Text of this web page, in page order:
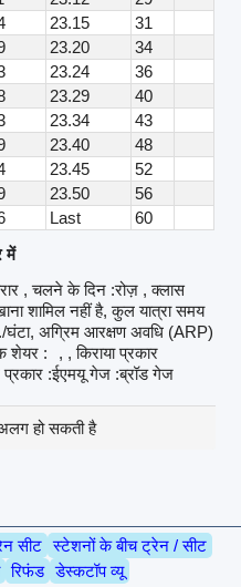
23.15
31
23.20
34
23.24
36
23.29
40
23.34
43
23.40
48
23.45
52
23.50
56
Last
60
में
, चलने के दिन :रोज़ , क्लास
शामिल नहीं है, कुल यात्रा समय
अग्रिम आरक्षण अवधि (ARP)
शेयर :
, , किराया प्रकार
प्रकार :ईएमयू गेज :ब्रॉड गेज
अलग हो सकती है
सीट स्टेशनों के बीच ट्रेन / सीट
रिफंड डेस्कटॉप व्यू